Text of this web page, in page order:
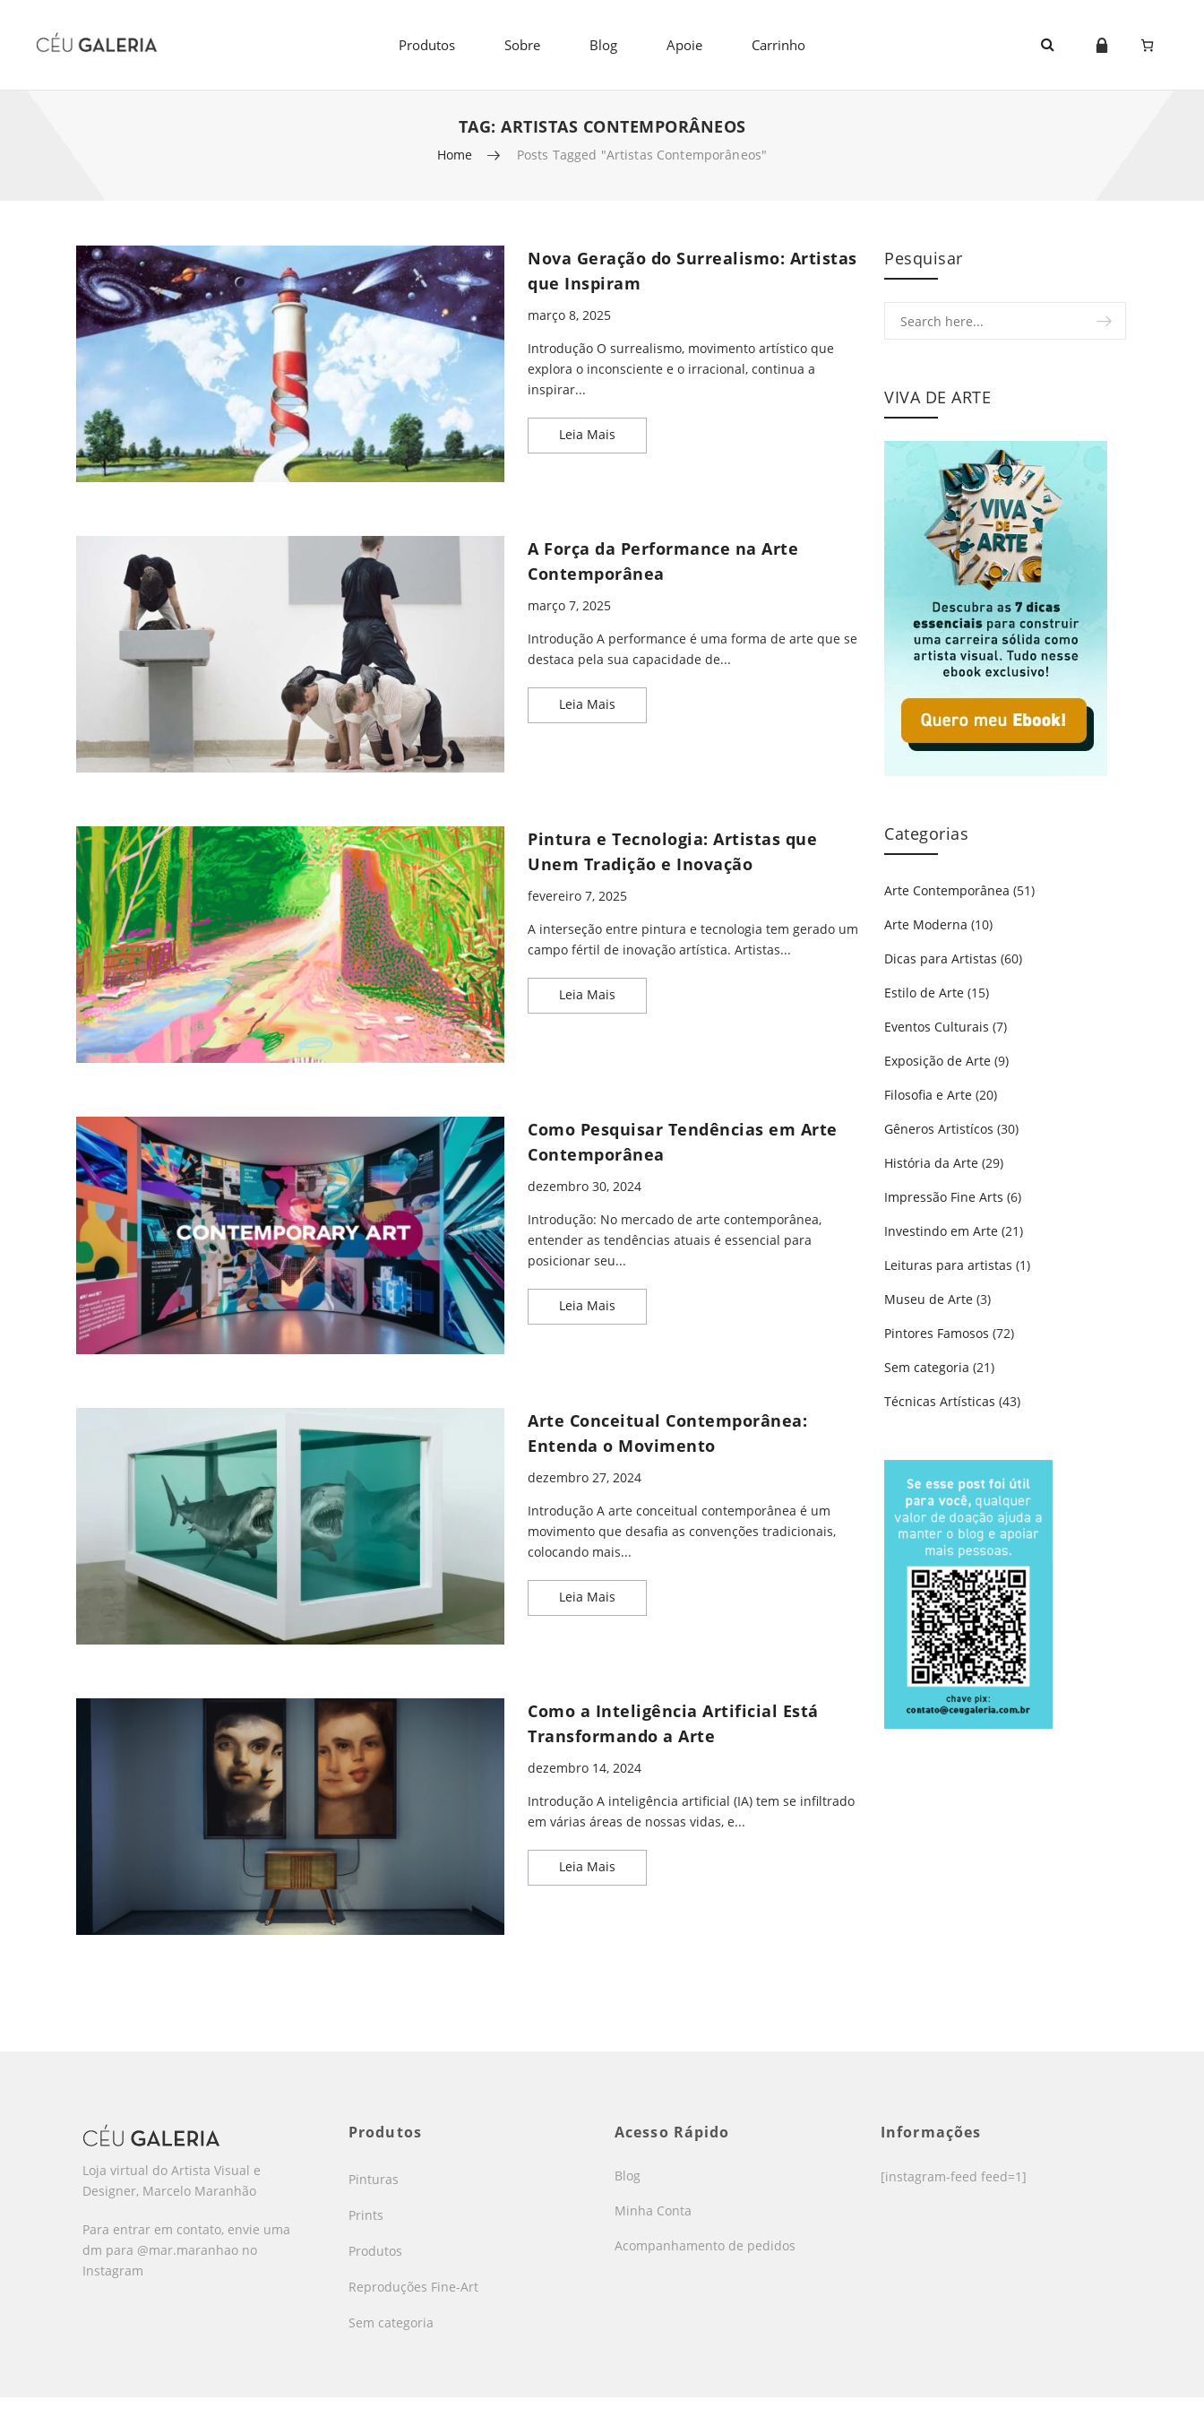
Produtos Sobre Blog Apoie Carrinho
TAG: ARTISTAS CONTEMPORÂNEOS
Home Posts Tagged "artistas Contemporâneos"
Skip to content
Nova Geração do Surrealismo: Artistas
que Inspiram
março 8, 2025
Introdução O surrealismo, movimento artístico que
explora o inconsciente e o irracional, continua a
inspirar...
Leia Mais
A Força da Performance na Arte
Contemporânea
março 7, 2025
Introdução A performance é uma forma de arte que se
destaca pela sua capacidade de...
Leia Mais A Força da Performance na Arte Contemporânea
Pintura e Tecnologia: Artistas que
Unem Tradição e Inovação
fevereiro 7, 2025
A interseção entre pintura e tecnologia tem gerado um
campo fértil de inovação artística. Artistas...
Leia Mais Pintura e Tecnologia: Artistas que Unem Tradição e Inovação
Como Pesquisar Tendências em Arte
Contemporânea
dezembro 30, 2024
Introdução: No mercado de arte contemporânea,
entender as tendências atuais é essencial para
posicionar seu...
Leia Mais Como Pesquisar Tendências em Arte Contemporânea
Arte Conceitual Contemporânea:
Entenda o Movimento
dezembro 27, 2024
Introdução A arte conceitual contemporânea é um
movimento que desafia as convenções tradicionais,
colocando mais...
Leia Mais Arte Conceitual Contemporânea: Entenda o Movimento
Como a Inteligência Artificial Está
Transformando a Arte
dezembro 14, 2024
Introdução A inteligência artificial (IA) tem se infiltrado
em várias áreas de nossas vidas, e...
Leia Mais
Pesquisar
VIVA DE ARTE
Categorias
Arte Contemporânea (51)
Arte Moderna (10)
Dicas para Artistas (60)
Estilo de Arte (15)
Eventos Culturais (7)
Exposição de Arte (9)
Filosofia e Arte (20)
Gêneros Artistícos (30)
História da Arte (29)
Impressão Fine Arts (6)
Investindo em Arte (21)
Leituras para artistas (1)
Museu de Arte (3)
Pintores Famosos (72)
Sem categoria (21)
Técnicas Artísticas (43)
Loja virtual do Artista Visual e
Designer, Marcelo Maranhão
Para entrar em contato, envie uma
dm para @mar.maranhao no
Instagram
Produtos
Pinturas
Prints
Produtos
Reproduções Fine-Art
Sem categoria
Acesso Rápido
Blog
Minha Conta
Acompanhamento de pedidos
Informações
[instagram-feed feed=1]